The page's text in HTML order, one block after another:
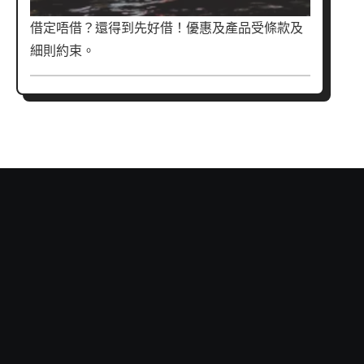
借定唔借？還得到先好借！優惠及產品受條款及
細則約束。